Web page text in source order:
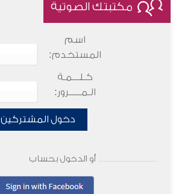
مكتبتك الصوتية
اسم
المستخدم:
كـلـــمـة
الـمـــــرور:
دخول المشتركين
أو الدخول بحساب